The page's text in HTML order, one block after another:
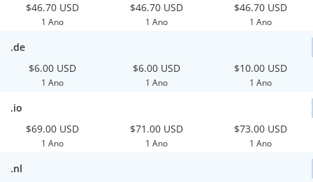
$46.70 USD
1 Ano
$46.70 USD
1 Ano
$46.70 USD
1 Ano
.de
$6.00 USD
1 Ano
$6.00 USD
1 Ano
$10.00 USD
1 Ano
.io
$69.00 USD
1 Ano
$71.00 USD
1 Ano
$73.00 USD
1 Ano
.nl